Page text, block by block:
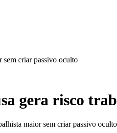
sem criar passivo oculto
gera risco
maior sem criar passivo